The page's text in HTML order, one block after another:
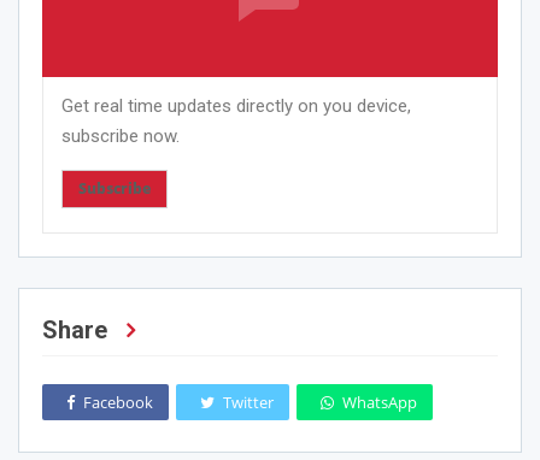
Get real time updates directly on you device,
subscribe now.
Subscribe
Share
Facebook Twitter WhatsApp